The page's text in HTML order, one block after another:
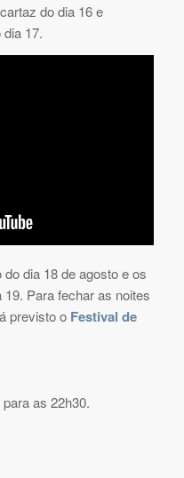
do dia 16 e
17.
dia 18 de agosto e os
Para fechar as noites
previsto o Festival de
as 22h30.